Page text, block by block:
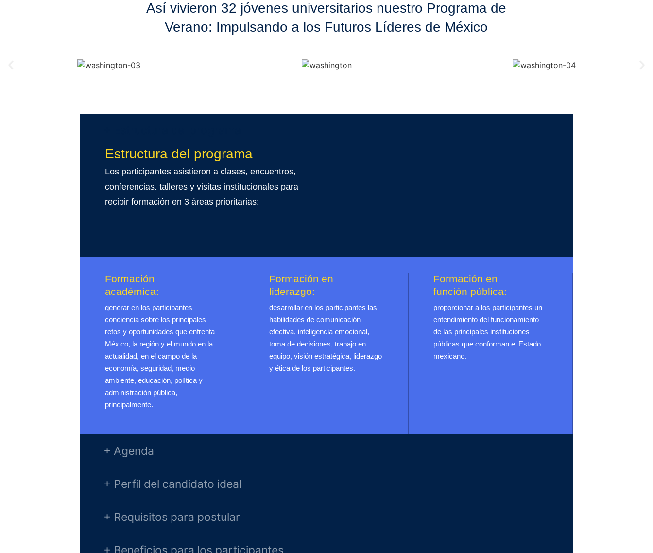
Así vivieron 32 jóvenes universitarios nuestro Programa de
Verano: Impulsando a los Futuros Líderes de México
Estructura del programa
Los participantes asistieron a clases, encuentros,
conferencias, talleres y visitas institucionales para
recibir formación en 3 áreas prioritarias:
Formación
académica:
generar en los participantes
conciencia sobre los principales
retos y oportunidades que enfrenta
México, la región y el mundo en la
actualidad, en el campo de la
economía, seguridad, medio
ambiente, educación, política y
administración pública,
principalmente.
Formación en
liderazgo:
desarrollar en los participantes las
habilidades de comunicación
efectiva, inteligencia emocional,
toma de decisiones, trabajo en
equipo, visión estratégica, liderazgo
y ética de los participantes.
Formación en
función pública:
proporcionar a los participantes un
entendimiento del funcionamiento
de las principales instituciones
públicas que conforman el Estado
mexicano.
+ Agenda
+ Perfil del candidato ideal
+ Requisitos para postular
+ Beneficios para los participantes